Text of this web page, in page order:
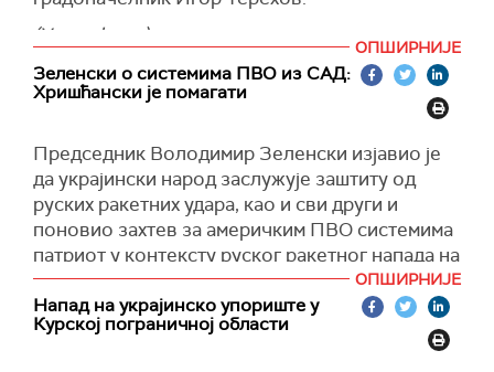
"Размислите о томе, много људи умире сваког
дана, док ми причамо - знате - када се играју
игрица. Тако да нећемо то прихватити, а
видећемо. Међутим, мислим да имамо добре
амерички председник.
Трамп је рекао да верује да постоје добре
шансе да се "проблем реши".
(Укринформ, Guardian)
(Укринформ)
ОПШИРНИЈЕ
Зеленски о системима ПВО из САД:
Хришћански је помагати
Председник Володимир Зеленски изјавио је
да украјински народ заслужује заштиту од
руских ракетних удара, као и сви други и
поновио захтев за америчким ПВО системима
патриот у контексту руског ракетног напада на
Харков.
"Када се обраћамо партнерима, пре свега
Сједињеним Америчким Државама, за системе
ОПШИРНИЈЕ
Напад на украјинско упориште у
Курској пограничној области